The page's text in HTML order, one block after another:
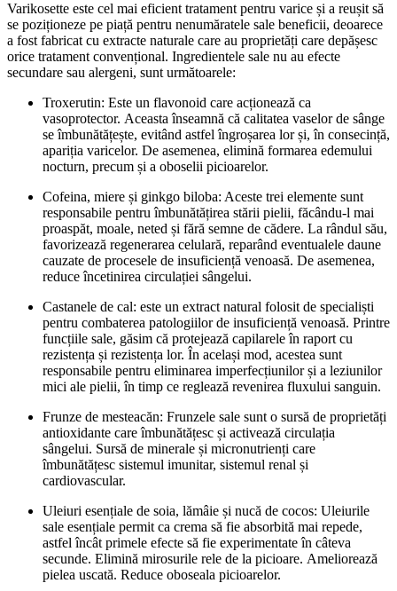
Varikosette este cel mai eficient tratament pentru varice și a reușit să
se poziționeze pe piață pentru nenumăratele sale beneficii, deoarece
a fost fabricat cu extracte naturale care au proprietăți care depășesc
orice tratament convențional. Ingredientele sale nu au efecte
secundare sau alergeni, sunt următoarele:
Troxerutin: Este un flavonoid care acționează ca
vasoprotector. Aceasta înseamnă că calitatea vaselor de sânge
se îmbunătățește, evitând astfel îngroșarea lor și, în consecință,
apariția varicelor. De asemenea, elimină formarea edemului
nocturn, precum și a oboselii picioarelor.
Cofeina, miere și ginkgo biloba: Aceste trei elemente sunt
responsabile pentru îmbunătățirea stării pielii, făcându-l mai
proaspăt, moale, neted și fără semne de cădere. La rândul său,
favorizează regenerarea celulară, reparând eventualele daune
cauzate de procesele de insuficiență venoasă. De asemenea,
reduce încetinirea circulației sângelui.
Castanele de cal: este un extract natural folosit de specialiști
pentru combaterea patologiilor de insuficiență venoasă. Printre
funcțiile sale, găsim că protejează capilarele în raport cu
rezistența și rezistența lor. În același mod, acestea sunt
responsabile pentru eliminarea imperfecțiunilor și a leziunilor
mici ale pielii, în timp ce reglează revenirea fluxului sanguin.
Frunze de mesteacăn: Frunzele sale sunt o sursă de proprietăți
antioxidante care îmbunătățesc și activează circulația
sângelui. Sursă de minerale și micronutrienți care
îmbunătățesc sistemul imunitar, sistemul renal și
cardiovascular.
Uleiuri esențiale de soia, lămâie și nucă de cocos: Uleiurile
sale esențiale permit ca crema să fie absorbită mai repede,
astfel încât primele efecte să fie experimentate în câteva
secunde. Elimină mirosurile rele de la picioare. Ameliorează
pielea uscată. Reduce oboseala picioarelor.